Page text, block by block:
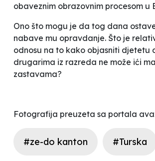
obaveznim obrazovnim procesom u
Ono što mogu je da tog dana
nabave mu opravdanje. Što je
odnosu na to kako objasniti djetetu
drugarima iz razreda ne može ići
zastavama?
Fotografija preuzeta sa portala
#ze-do kanton #Turska